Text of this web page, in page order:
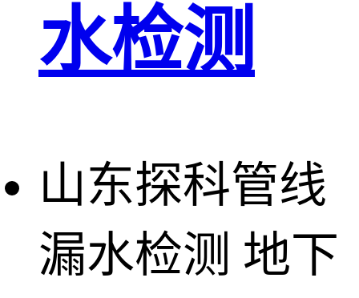
水检测
山东探科管线
漏水检测 地下